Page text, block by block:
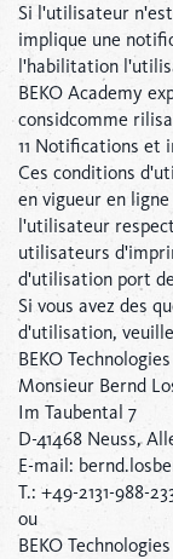
Si l'utilisateur
implique une
l'habilitation
BEKO Academy
considcomme
11 Notifications et
Ces conditions
en vigueur en
l'utilisateur
utilisateurs
d'utilisation port
Si vous avez des
d'utilisation,
BEKO
Monsieur Bernd
Im Taubental 7
D-41468 Neuss,
E-mail:
T.: +49-2131-988-
ou
BEKO